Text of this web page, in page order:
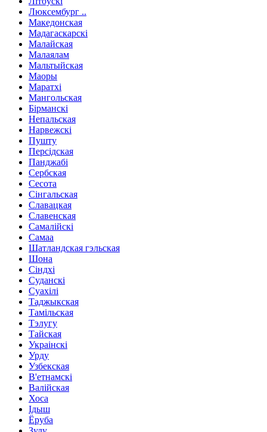
Люксембург ..
Македонская
Мадагаскарскі
Малайская
Малаялам
Мальтыйская
Маоры
Маратхі
Мангольская
Бірманскі
Непальская
Нарвежскі
Пушту
Персідская
Панджабі
Сербская
Сесота
Сінгальская
Славацкая
Славенская
Самалійскі
Самаа
Шатландская гэльская
Шона
Сіндхі
Суданскі
Суахілі
Таджыкская
Тамільская
Тэлугу
Тайская
Украінскі
Урду
Узбекская
В'етнамскі
Валійская
Хоса
Ідыш
Ёруба